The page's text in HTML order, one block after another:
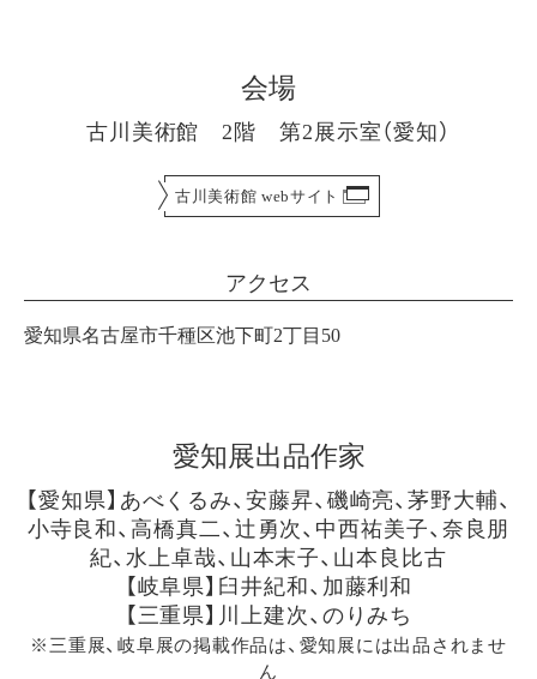
会場
古川美術館 2階 第2展示室（愛知）
古川美術館 webサイト
アクセス
愛知県名古屋市千種区池下町2丁目50
愛知展出品作家
【愛知県】あべくるみ、安藤昇、磯崎亮、茅野大輔、
小寺良和、高橋真二、辻勇次、中西祐美子、奈良朋
紀、水上卓哉、山本末子、山本良比古
【岐阜県】臼井紀和、加藤利和
【三重県】川上建次、のりみち
※三重展、岐阜展の掲載作品は、愛知展には出品されませ
ん